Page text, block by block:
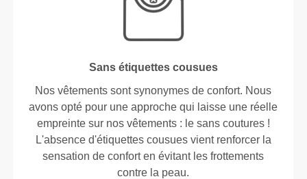
Sans étiquettes cousues
Nos vêtements sont synonymes de confort. Nous
avons opté pour une approche qui laisse une réelle
empreinte sur nos vêtements : le sans coutures !
L'absence d'étiquettes cousues vient renforcer la
sensation de confort en évitant les frottements
contre la peau.